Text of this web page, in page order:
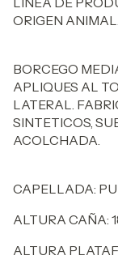
ORIGEN ANIMAL.
​BORCEGO
APLIQUES AL
LATERAL.
SINTETICOS,
ACOLCHADA.
CAPELLADA:
ALTURA CAÑA:
ALTURA